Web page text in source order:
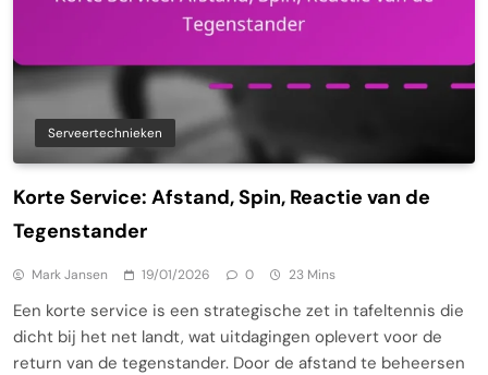
Serveertechnieken
Korte Service: Afstand, Spin, Reactie van de
Tegenstander
Mark Jansen 19/01/2026 0 23 Mins
Een korte service is een strategische zet in tafeltennis die
dicht bij het net landt, wat uitdagingen oplevert voor de
return van de tegenstander. Door de afstand te beheersen